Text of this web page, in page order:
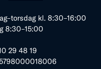
kl. 8:30–16:00
8:30–15:00
29 48 19